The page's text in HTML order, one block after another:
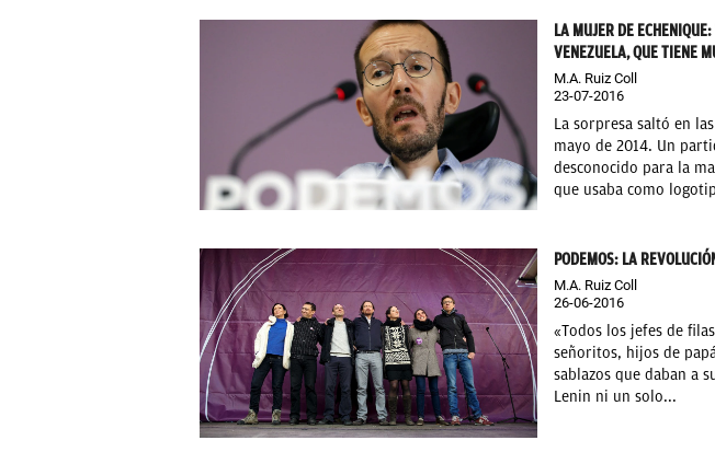
LA MUJER DE
VENEZUELA, QUE TIENE
M.A. Ruiz Coll
23-07-2016
La sorpresa saltó en
mayo de 2014. Un
desconocido para la
que usaba como
PODEMOS: LA
M.A. Ruiz Coll
26-06-2016
«Todos los jefes de
señoritos, hijos de
sablazos que daban a
Lenin ni un solo...